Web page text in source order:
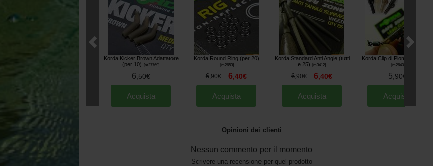
Korda Kicker Brown Adattatore
(per 10)
m27769]
6,50€
Acquista
Korda Round Ring (per 20)
[m2653]
6,90€ 6,40€
Acquista
Korda Standard Anti Angle (tutti
e 25)
m3412]
6,90€ 6,40€
Acquista
Korda Clip di Piombo (por 10)
[m2640]
5,90€
Acquista
Opinioni dei clienti
Nessun commento per il momento
Scrivere una recensione per quel prodotto